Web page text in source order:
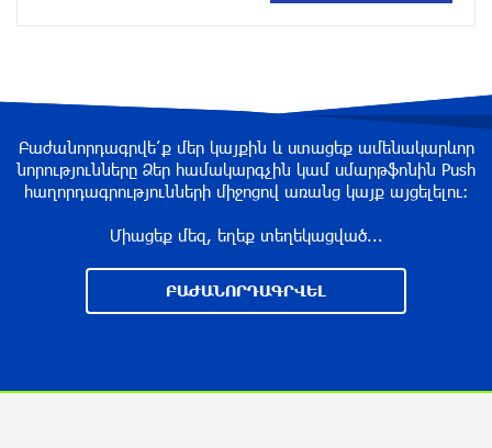
3 ժամ առաջ
Հայաստանի բնակչության թիվը շուրջ 7
հազարով ավելացել է
Իսրայելի ՊԲ-ն հարձակվել է Լիբանանում
«Հըզբոլլահ»-ի հրամանատարական կետերի և
Բաժանորդագրվե՛ք մեր կայքին և ստացեք ամենակարևոր
նորությունները Ձեր համակարգչին կամ սմարթֆոնին Push
հաղորդագրությունների միջոցով առանց կայք այցելելու։
Միացեք մեզ, եղեք տեղեկացված...
ԲԱԺԱՆՈՐԴԱԳՐՎԵԼ